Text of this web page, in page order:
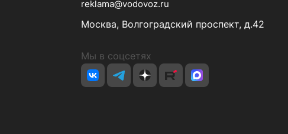
reklama@vodovoz.ru
Москва, Волгоградский проспект, д.42
Мы в соцсетях